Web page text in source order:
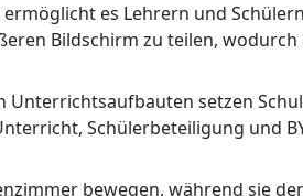
es Lehrern und
Bildschirm zu teilen,
Unterrichtsaufbauten setzen
Schülerbeteiligung und
bewegen, während sie